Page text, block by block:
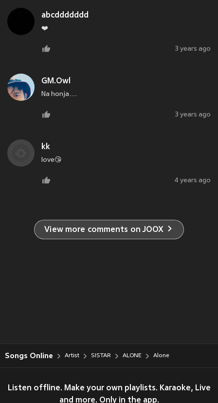
abcddddddd
❤️
3 years ago
GM.Owl
Na honja....
3 years ago
kk
love😘
4 years ago
View more comments on JOOX
Songs Online Artist SISTAR ALONE Alone
Listen offline. Make your own playlists. Karaoke, Live
and more. Only in the app.